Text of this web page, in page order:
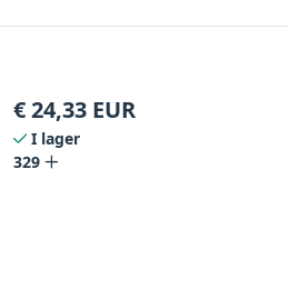
€24,33 EUR
I lager
329